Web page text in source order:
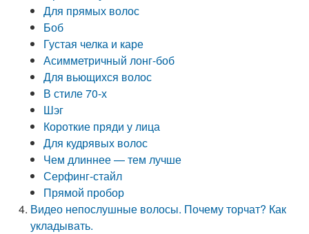
Для прямых волос
Боб
Густая челка и каре
Асимметричный лонг-боб
Для вьющихся волос
В стиле 70-х
Шэг
Короткие пряди у лица
Для кудрявых волос
Чем длиннее — тем лучше
Серфинг-стайл
Прямой пробор
Видео непослушные волосы. Почему торчат? Как
укладывать.